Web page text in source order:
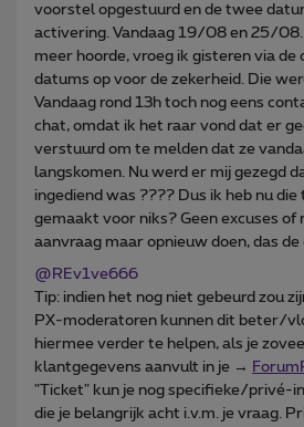
voorstel opgestuurd en de twee
activering. Vandaag 19/08 en 25/
meer hoorde, vroeg ik gisteren via de
datums op voor de zekerheid. Die
Vandaag rond 13h toch nog eens
chat, omdat ik het raar vond dat er
verstuurd om te melden dat ze
langskomen. Nu werd er mij gezegd
ingediend was ???? Dus ik heb nu
gemaakt voor niks? Geen excuses of
aanvraag maar opnieuw doen, das de
@REv1ve666
Tip: indien het nog niet gebeurd zou
PX-moderatoren kunnen dit beter/
hiermee verder te helpen, als je
klantgegevens aanvult in je →
"Ticket" kun je nog specifieke/privé-
die je belangrijk acht i.v.m. je vraag.